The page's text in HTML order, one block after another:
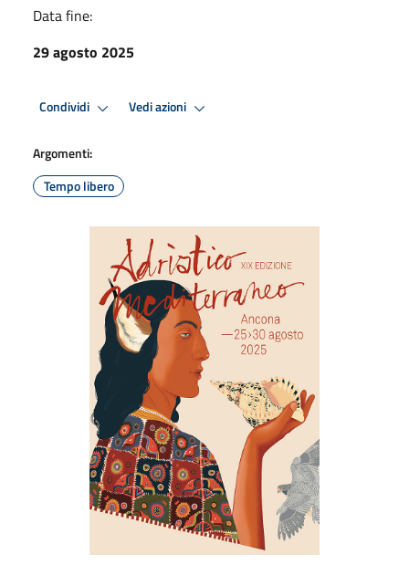
Data fine:
29 agosto 2025
Condividi Vedi azioni
Argomenti:
Tempo libero